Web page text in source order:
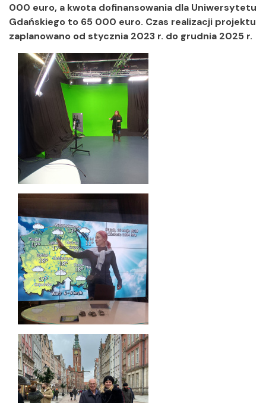
000 euro, a kwota dofinansowania dla Uniwersytetu
Gdańskiego to 65 000 euro. Czas realizacji projektu
zaplanowano od stycznia 2023 r. do grudnia 2025 r.